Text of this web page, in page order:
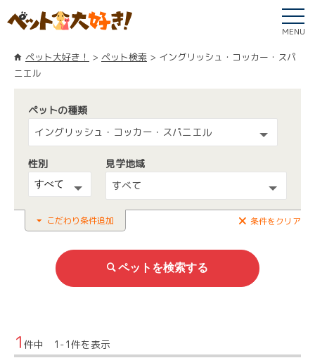
MENU
ペット大好き！ ペット検索
イングリッシュ・コッカー・スパ
ニエル
ペットの種類
イングリッシュ・コッカー・スパニエル
性別
見学地域
すべて
こだわり条件追加 条件をクリア
1 件中 1-1件を表示